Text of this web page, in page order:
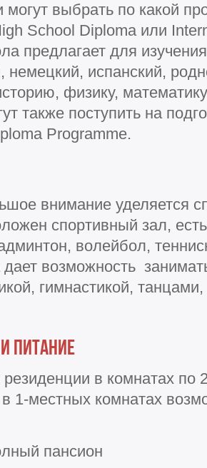
могут выбрать по какой
School Diploma или
предлагает для
немецкий, испанский,
физику,
также поступить на
Programme.
внимание уделяется
спортивный зал,
волейбол,
возможность
гимнастикой,
питание
в комнатах по
1-местных комнатах
пансион